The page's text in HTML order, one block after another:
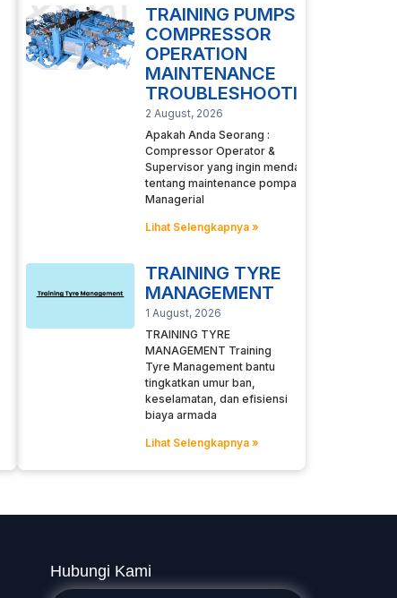
TRAINING PUMPS
COMPRESSOR
OPERATION
MAINTENANCE
TROUBLESHOOTING
2 August, 2026
Apakah Anda Seorang :
Compressor Operator &
Supervisor yang ingin mendalami
tentang maintenance pompa
Managerial
Lihat Selengkapnya »
TRAINING TYRE
MANAGEMENT
1 August, 2026
TRAINING TYRE
MANAGEMENT Training
Tyre Management bantu
tingkatkan umur ban,
keselamatan, dan efisiensi
biaya armada
Lihat Selengkapnya »
Hubungi Kami